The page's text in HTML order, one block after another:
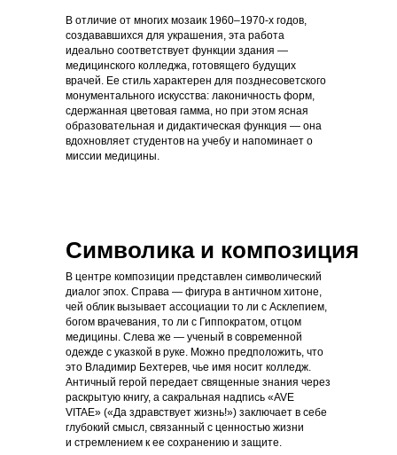
В отличие от многих мозаик 1960–1970-х годов,
создававшихся для украшения, эта работа
идеально соответствует функции здания —
медицинского колледжа, готовящего будущих
врачей. Ее стиль характерен для позднесоветского
монументального искусства: лаконичность форм,
сдержанная цветовая гамма, но при этом ясная
образовательная и дидактическая функция — она
вдохновляет студентов на учебу и напоминает о
миссии медицины.
В центре композиции представлен символический
диалог эпох. Справа — фигура в античном хитоне,
чей облик вызывает ассоциации то ли с Асклепием,
богом врачевания, то ли с Гиппократом, отцом
медицины. Слева же — ученый в современной
одежде с указкой в руке. Можно предположить, что
это Владимир Бехтерев, чье имя носит колледж.
Античный герой передает священные знания через
раскрытую книгу, а сакральная надпись «AVE
VITAE» («Да здравствует жизнь!») заключает в себе
глубокий смысл, связанный с ценностью жизни
и стремлением к ее сохранению и защите.
Cимволика и композиция